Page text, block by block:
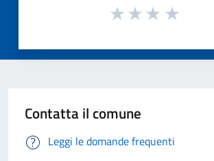
Contatta il comune
Leggi le domande frequenti